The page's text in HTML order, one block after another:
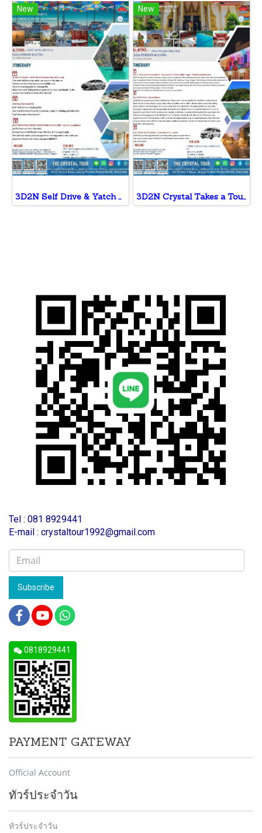
New
3D2N Self Drive & Yatch Catamaran
New
3D2N Crystal Takes a Tour of Phuket Vegetarian Festival Check-In
Tel : 081 8929441
E-mail : crystaltour1992@gmail.com
Subscribe
0818929441
PAYMENT GATEWAY
Official Account
ทัวร์ประจำวัน
ทัวร์ประจำวัน